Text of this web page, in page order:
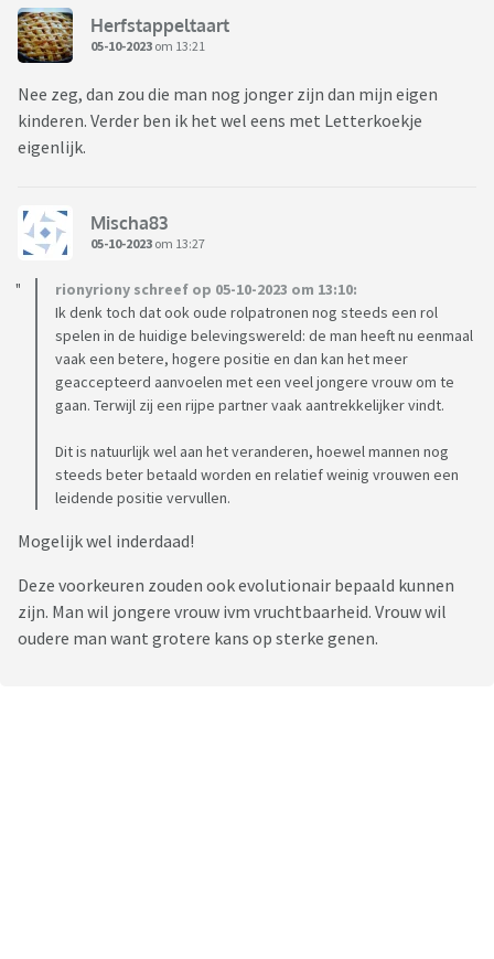
Herfstappeltaart
05-10-2023 om 13:21
Nee zeg, dan zou die man nog jonger zijn dan mijn eigen
kinderen. Verder ben ik het wel eens met Letterkoekje
eigenlijk.
Mischa83
05-10-2023 om 13:27
rionyriony schreef op 05-10-2023 om 13:10:
Ik denk toch dat ook oude rolpatronen nog steeds een rol
spelen in de huidige belevingswereld: de man heeft nu eenmaal
vaak een betere, hogere positie en dan kan het meer
geaccepteerd aanvoelen met een veel jongere vrouw om te
gaan. Terwijl zij een rijpe partner vaak aantrekkelijker vindt.
Dit is natuurlijk wel aan het veranderen, hoewel mannen nog
steeds beter betaald worden en relatief weinig vrouwen een
leidende positie vervullen.
Mogelijk wel inderdaad!
Deze voorkeuren zouden ook evolutionair bepaald kunnen
zijn. Man wil jongere vrouw ivm vruchtbaarheid. Vrouw wil
oudere man want grotere kans op sterke genen.